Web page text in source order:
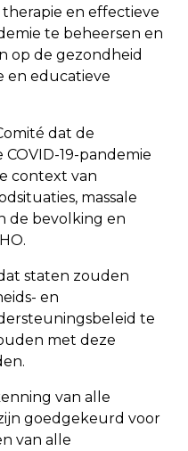
therapie en effectieve
te beheersen en
op de gezondheid
en educatieve
dat de
19-pandemie
context van
massale
de bevolking en
staten zouden
en
te
met deze
van alle
goedgekeurd voor
van alle